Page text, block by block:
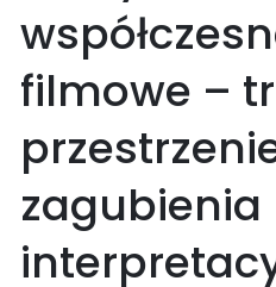
filmowe –
zagubienia